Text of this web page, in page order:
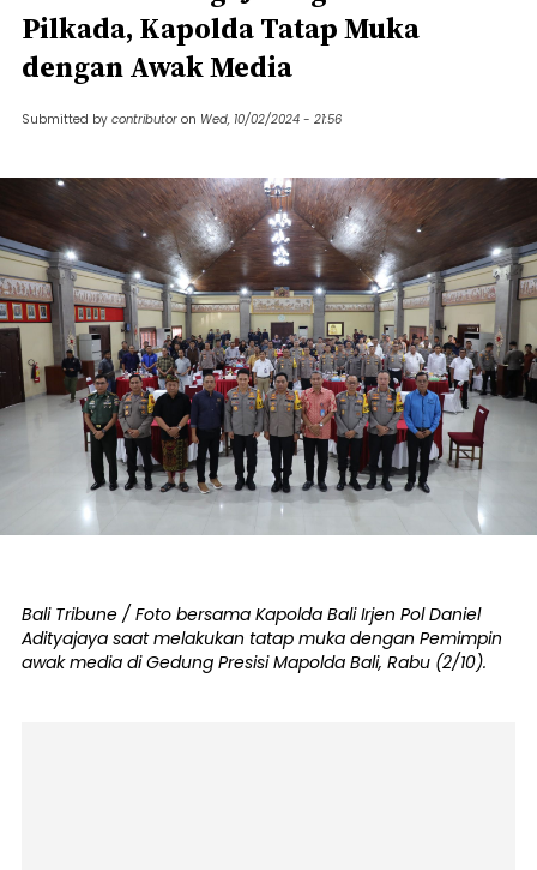
Pilkada, Kapolda Tatap Muka
dengan Awak Media
Submitted by contributor on Wed, 10/02/2024 - 21:56
Bali Tribune / Foto bersama Kapolda Bali Irjen Pol Daniel
Adityajaya saat melakukan tatap muka dengan Pemimpin
awak media di Gedung Presisi Mapolda Bali, Rabu (2/10).